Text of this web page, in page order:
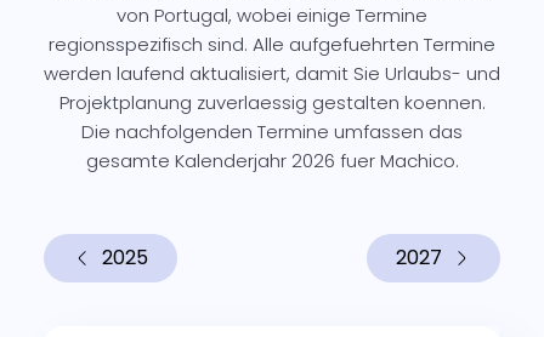
von Portugal, wobei einige Termine
regionsspezifisch sind. Alle aufgefuehrten Termine
werden laufend aktualisiert, damit Sie Urlaubs- und
Projektplanung zuverlaessig gestalten koennen.
Die nachfolgenden Termine umfassen das
gesamte Kalenderjahr 2026 fuer Machico.
2025 2027